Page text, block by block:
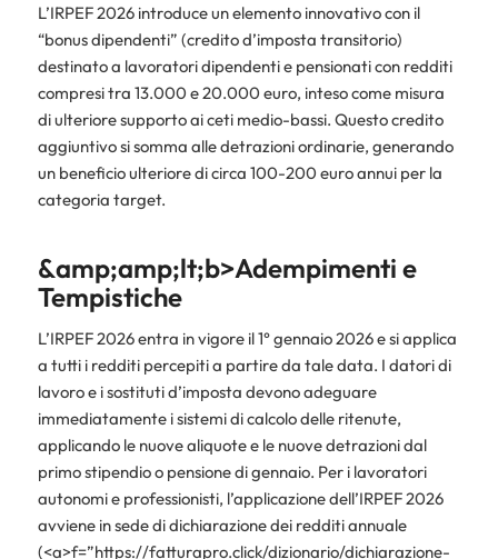
L’IRPEF 2026 introduce un elemento innovativo con il
“bonus dipendenti” (credito d’imposta transitorio)
destinato a lavoratori dipendenti e pensionati con redditi
compresi tra 13.000 e 20.000 euro, inteso come misura
di ulteriore supporto ai ceti medio-bassi. Questo credito
aggiuntivo si somma alle detrazioni ordinarie, generando
un beneficio ulteriore di circa 100-200 euro annui per la
categoria target.
&amp;amp;lt;b>Adempimenti e
Tempistiche
L’IRPEF 2026 entra in vigore il 1° gennaio 2026 e si applica
a tutti i redditi percepiti a partire da tale data. I datori di
lavoro e i sostituti d’imposta devono adeguare
immediatamente i sistemi di calcolo delle ritenute,
applicando le nuove aliquote e le nuove detrazioni dal
primo stipendio o pensione di gennaio. Per i lavoratori
autonomi e professionisti, l’applicazione dell’IRPEF 2026
avviene in sede di dichiarazione dei redditi annuale
(<a>f=”https://fatturapro.click/dizionario/dichiarazione-